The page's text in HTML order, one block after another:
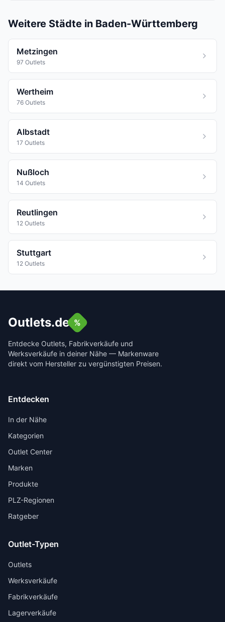
Weitere Städte in Baden-Württemberg
Metzingen
97 Outlets
Wertheim
76 Outlets
Albstadt
17 Outlets
Nußloch
14 Outlets
Reutlingen
12 Outlets
Stuttgart
12 Outlets
Outlets.de %
Entdecke Outlets, Fabrikverkäufe und
Werksverkäufe in deiner Nähe — Markenware
direkt vom Hersteller zu vergünstigten Preisen.
Entdecken
In der Nähe
Kategorien
Outlet Center
Marken
Produkte
PLZ-Regionen
Ratgeber
Outlet-Typen
Outlets
Werksverkäufe
Fabrikverkäufe
Lagerverkäufe